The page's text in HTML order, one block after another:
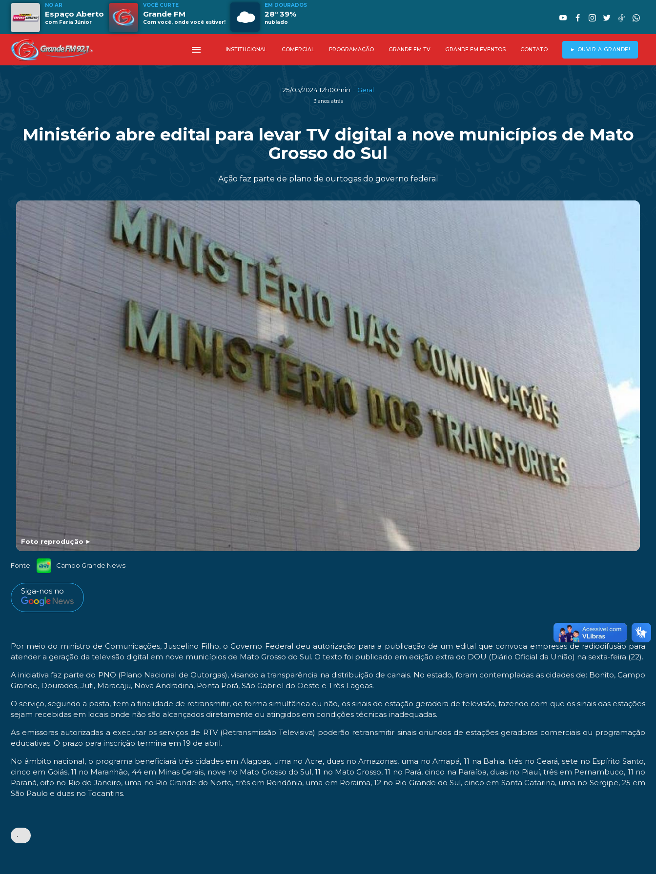
NO AR
Espaço Aberto
com Faria Júnior
VOCÊ CURTE
Grande FM
Com você, onde você estiver!
EM DOURADOS
28° 39%
nublado
menu INSTITUCIONAL COMERCIAL PROGRAMAÇÃO GRANDE FM TV GRANDE FM EVENTOS CONTATO ► OUVIR A GRANDE!
25/03/2024 12h00min - Geral
3 anos atrás
Ministério abre edital para levar TV digital a nove municípios de Mato
Grosso do Sul
Ação faz parte de plano de ourtogas do governo federal
Foto reprodução ►
Fonte: Campo Grande News
Siga-nos no
Por meio do ministro de Comunicações, Juscelino Filho, o Governo Federal deu autorização para a publicação de um edital que convoca empresas de radiodifusão para
atender a geração da televisão digital em nove municípios de Mato Grosso do Sul. O texto foi publicado em edição extra do DOU (Diário Oficial da União) na sexta-feira (22).
A iniciativa faz parte do PNO (Plano Nacional de Outorgas), visando a transparência na distribuição de canais. No estado, foram contempladas as cidades de: Bonito, Campo
Grande, Dourados, Juti, Maracaju, Nova Andradina, Ponta Porã, São Gabriel do Oeste e Três Lagoas.
O serviço, segundo a pasta, tem a finalidade de retransmitir, de forma simultânea ou não, os sinais de estação geradora de televisão, fazendo com que os sinais das estações
sejam recebidas em locais onde não são alcançados diretamente ou atingidos em condições técnicas inadequadas.
As emissoras autorizadas a executar os serviços de RTV (Retransmissão Televisiva) poderão retransmitir sinais oriundos de estações geradoras comerciais ou programação
educativas. O prazo para inscrição termina em 19 de abril.
No âmbito nacional, o programa beneficiará três cidades em Alagoas, uma no Acre, duas no Amazonas, uma no Amapá, 11 na Bahia, três no Ceará, sete no Espírito Santo,
cinco em Goiás, 11 no Maranhão, 44 em Minas Gerais, nove no Mato Grosso do Sul, 11 no Mato Grosso, 11 no Pará, cinco na Paraíba, duas no Piauí, três em Pernambuco, 11 no
Paraná, oito no Rio de Janeiro, uma no Rio Grande do Norte, três em Rondônia, uma em Roraima, 12 no Rio Grande do Sul, cinco em Santa Catarina, uma no Sergipe, 25 em
São Paulo e duas no Tocantins.
•